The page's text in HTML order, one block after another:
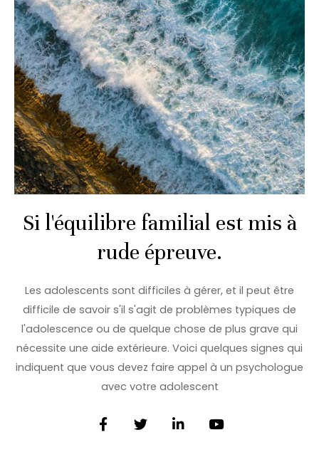
Si l'équilibre familial est mis à
rude épreuve.
Les adolescents sont difficiles à gérer, et il peut être
difficile de savoir s'il s'agit de problèmes typiques de
l'adolescence ou de quelque chose de plus grave qui
nécessite une aide extérieure. Voici quelques signes qui
indiquent que vous devez faire appel à un psychologue
avec votre adolescent